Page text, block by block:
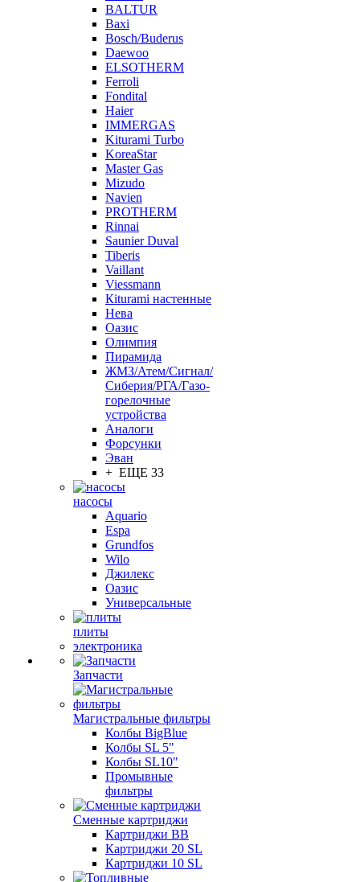
BALTUR
Baxi
Bosch/Buderus
Daewoo
ELSOTHERM
Ferroli
Fondital
Haier
IMMERGAS
Kiturami Turbo
KoreaStar
Master Gas
Mizudo
Navien
PROTHERM
Rinnai
Saunier Duval
Tiberis
Vaillant
Viessmann
Кiturami настенные
Нева
Оазис
Олимпия
Пирамида
ЖМЗ/Атем/Сигнал/
Сиберия/РГА/Газо-
горелочные
устройства
Aналоги
Форсунки
Эван
+ ЕЩЕ 33
насосы
Aquario
Espa
Grundfos
Wilo
Джилекс
Оазис
Универсальные
плиты
электроника
Запчасти
Магистральные фильтры
Колбы BigBlue
Колбы SL 5"
Колбы SL10"
Промывные
фильтры
Сменные картриджи
Картриджи BB
Картриджи 20 SL
Картриджи 10 SL